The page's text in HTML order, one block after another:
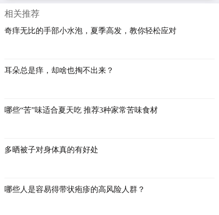
相关推荐
奇痒无比的手部小水泡，夏季高发，教你轻松应对
耳朵总是痒，却啥也掏不出来？
哪些“苦”味适合夏天吃 推荐3种家常苦味食材
多晒被子对身体真的有好处
哪些人是容易得带状疱疹的高风险人群？